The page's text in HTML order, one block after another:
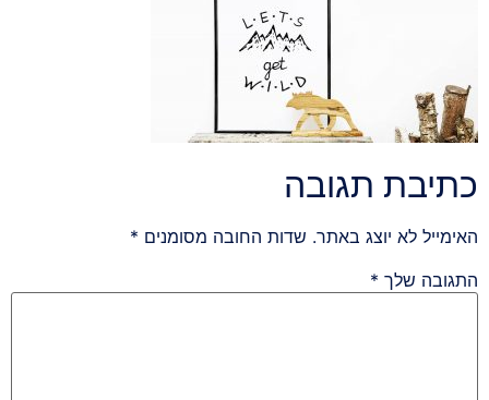
כתיבת תגובה
האימייל לא יוצג באתר. שדות החובה מסומנים *
התגובה שלך *